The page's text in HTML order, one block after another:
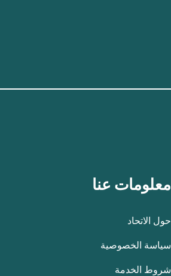
معلومات عنا
حول الاتحاد
سياسة الخصوصية
شروط الخدمة